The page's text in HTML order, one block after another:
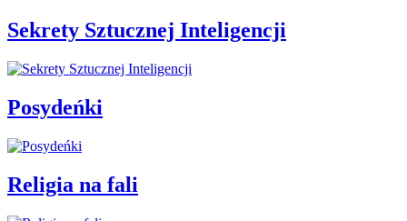
Sekrety Sztucznej Inteligencji
Posydeńki
Religia na fali